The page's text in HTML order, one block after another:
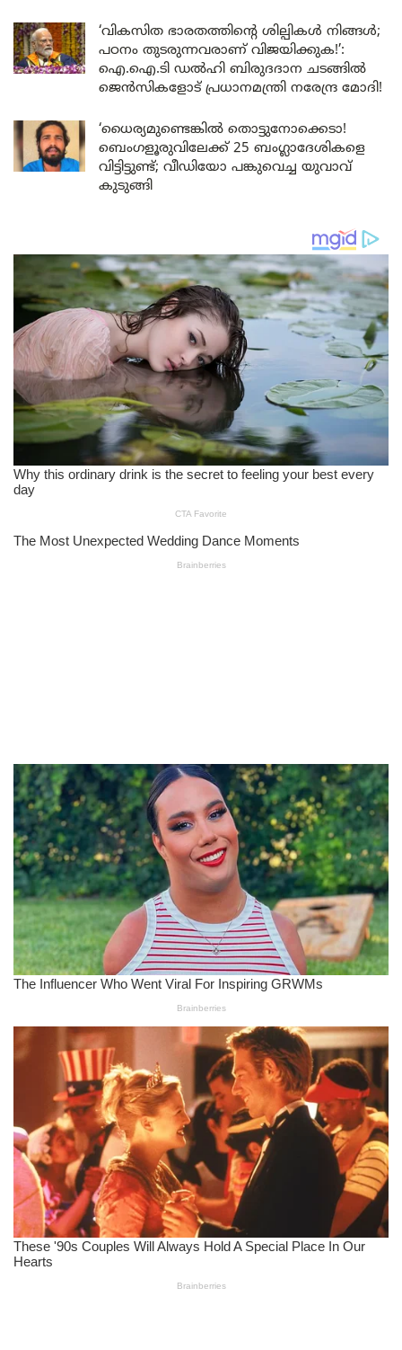
‘വികസിത ഭാരതത്തിന്റെ ശില്പികൾ നിങ്ങൾ;
പഠനം തുടരുന്നവരാണ് വിജയിക്കുക!’:
ഐ.ഐ.ടി ഡൽഹി ബിരുദദാന ചടങ്ങിൽ
ജെൻസികളോട് പ്രധാനമന്ത്രി നരേന്ദ്ര മോദി!
‘ധൈര്യമുണ്ടെങ്കിൽ തൊട്ടുനോക്കെടാ!
ബെംഗളൂരുവിലേക്ക് 25 ബംഗ്ലാദേശികളെ
വിട്ടിട്ടുണ്ട്; വീഡിയോ പങ്കുവെച്ച യുവാവ്
കുടുങ്ങി